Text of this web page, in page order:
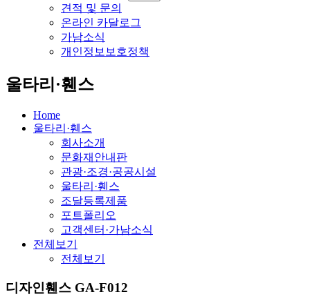
견적 및 문의
온라인 카달로그
가남소식
개인정보보호정책
울타리·휀스
Home
울타리·휀스
회사소개
문화재안내판
관광·조경·공공시설
울타리·휀스
조달등록제품
포트폴리오
고객센터·가남소식
전체보기
전체보기
디자인휀스 GA-F012